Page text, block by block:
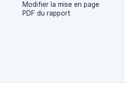
Modifier la mise en page
PDF du rapport